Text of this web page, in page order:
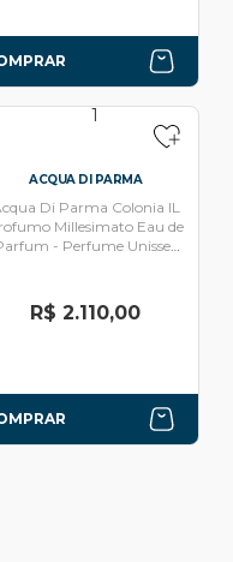
ACQUA DI PARMA
Di Parma Colonia IL
Millesimato Eau de
- Perfume Unissex
R$ 2.110,00